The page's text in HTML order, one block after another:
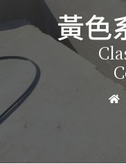
黃色